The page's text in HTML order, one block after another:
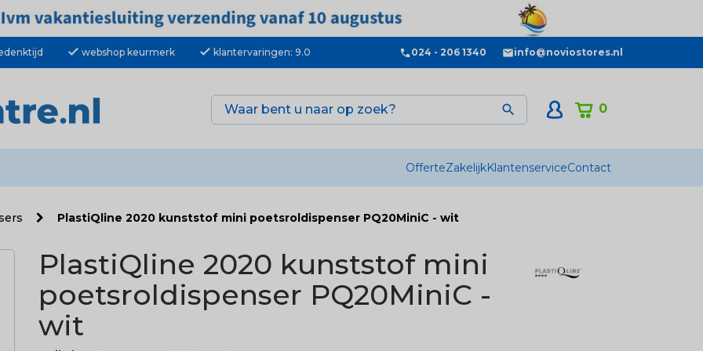
check webshop keurmerk check klantervaringen: 9.0 024 - 206 1340 info@noviostores.nl
0

OfferteZakelijkKlantenserviceContact
PlastiQline 2020 kunststof mini poetsroldispenser PQ20MiniC - wit
PlastiQline 2020 kunststof mini
poetsroldispenser PQ20MiniC -
wit